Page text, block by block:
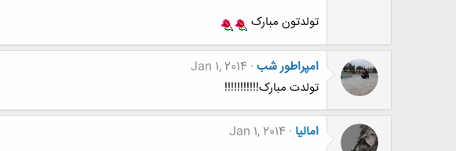
تولدتون مبارک
امپراطور شب Jan 1, 2014
تولدت مبارک!!!!!!!!!!!
امالیا Jan 1, 2014